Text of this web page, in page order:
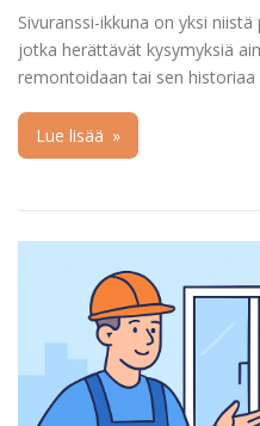
Sivuranssi-ikkuna on yksi
jotka herättävät kysymyksiä
remontoidaan tai sen
Lue lisää »